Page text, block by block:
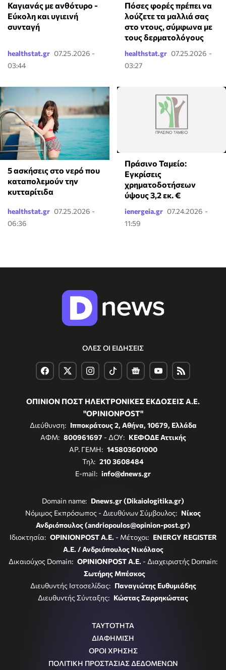
Καγιανάς με ανθότυρο -
Εύκολη και υγιεινή
συνταγή
healthstat.gr 07.25.2026 -
03:44
Πόσες φορές πρέπει να
λούζετε τα μαλλιά σας
στο ντους, σύμφωνα με
τους δερματολόγους
healthstat.gr 07.25.2026 -
03:27
5 ασκήσεις στο νερό που
καταπολεμούν την
κυτταρίτιδα
healthstat.gr 07.25.2026 -
06:36
Πράσινο Ταμείο:
Εγκρίσεις
χρηματοδοτήσεων
ύψους 3,2 εκ. €
ienergeia.gr 07.24.2026 -
11:59
ΟΛΕΣ ΟΙ ΕΙΔΗΣΕΙΣ
ΟΠΙΝΙΟΝ ΠΟΣΤ ΗΛΕΚΤΡΟΝΙΚΕΣ ΕΚΔΟΣΕΙΣ Α.Ε.
"OPINIONPOST"
Διεύθυνση: Ιπποκράτους 2, Αθήνα, 10679, Ελλάδα
ΑΦΜ: 800961697- ΔΟΥ: ΚΕΦΟΔΕ Αττικής
ΑΡ. ΓΕΜΗ: 145803601000
Τηλ: 210 3608484
E-mail: info@dnews.gr
Domain name: Dnews.gr (Dikaiologitika.gr)
Νόμιμος Εκπρόσωπος - Διευθύνων Σύμβουλος: Νίκος
Ανδριόπουλος (andriopoulos@opinion-post.gr)
Ιδιοκτησία: OPINIONPOST A.E. - Μέτοχοι: ENERGY REGISTER
Α.Ε. / Ανδριόπουλος Νικόλαος
Δικαιούχος Domain: OPINIONPOST A.E. - Διαχειριστής Domain:
Σωτήρης Μπέσκος
Διευθυντής Ιστοσελίδας: Παναγιώτης Ευθυμιάδης
Διευθυντής Σύνταξης: Κώστας Σαρρηκώστας
ΤΑΥΤΟΤΗΤΑ
ΔΙΑΦΗΜΙΣΗ
ΟΡΟΙ ΧΡΗΣΗΣ
ΠΟΛΙΤΙΚΗ ΠΡΟΣΤΑΣΙΑΣ ΔΕΔΟΜΕΝΩΝ